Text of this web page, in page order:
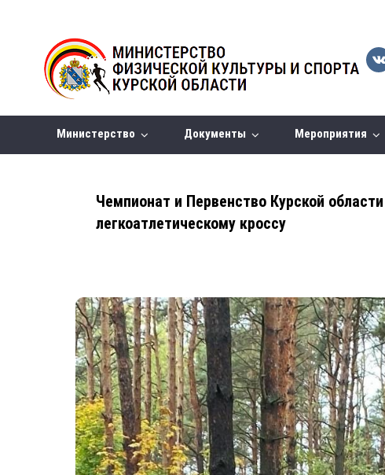
Министерство Документы Мероприятия
Чемпионат и Первенство Курской
легкоатлетическому кроссу